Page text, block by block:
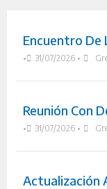
Encuentro De
• 31/07/2026 •
Reunión Con
• 31/07/2026 •
Actualización